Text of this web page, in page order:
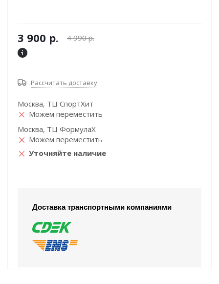
3 900 р. 4 990 р.
Рассчитать доставку
Москва, ТЦ СпортХит
Можем переместить
Москва, ТЦ ФормулаХ
Можем переместить
Уточняйте наличие
Доставка транспортными компаниями